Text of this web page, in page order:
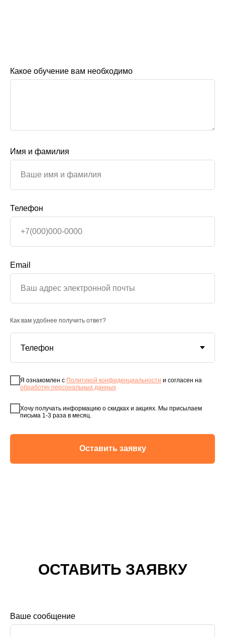
Какое обучение вам необходимо
Имя и фамилия
Телефон
Email
Как вам удобнее получить ответ?
Я ознакомлен с Политикой конфиденциальности и согласен на
обработку персональных данных
Хочу получать информацию о скидках и акциях. Мы присылаем
письма 1-3 раза в месяц.
Оставить заявку
ОСТАВИТЬ ЗАЯВКУ
Ваше сообщение